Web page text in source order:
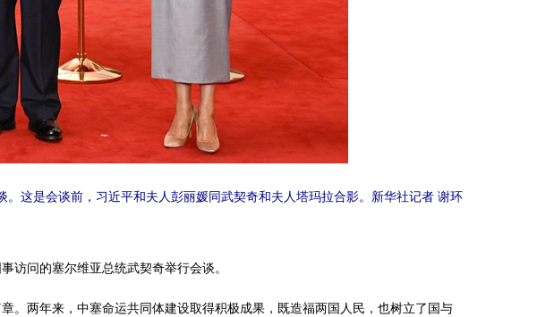
这是会谈前，习近平和夫人彭丽媛同武契奇和夫人塔玛拉合影。新华社记者谢环
问的塞尔维亚总统武契奇举行会谈。
两年来，中塞命运共同体建设取得积极成果，既造福两国人民，也树立了国与